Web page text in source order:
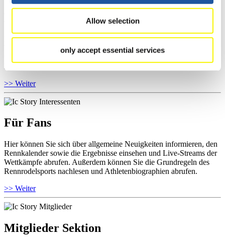
Allow selection
only accept essential services
Hier können Sie das aktuelle Regelwerk sowie Richtlinien zu
Wettkämpfen, Anti-Doping und Fairplay einsehen, Ergebnislisten
und Informationen zu Wettkämpfen abrufen. Außerdem können Sie
>> Weiter
Für Fans
Hier können Sie sich über allgemeine Neuigkeiten informieren, den
Rennkalender sowie die Ergebnisse einsehen und Live-Streams der
Wettkämpfe abrufen. Außerdem können Sie die Grundregeln des
Rennrodelsports nachlesen und Athletenbiographien abrufen.
>> Weiter
Mitglieder Sektion